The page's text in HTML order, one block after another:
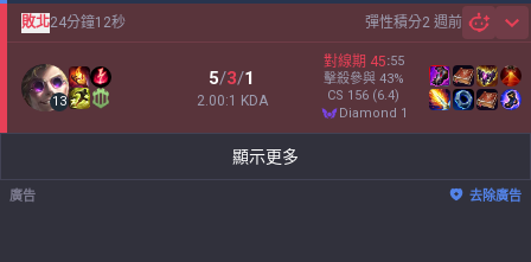
彈性積分2 週前
敗北24分鐘12秒
13
5/3/1
2.00:1 KDA
對線期 45:55
擊殺參與 43%
CS 156 (6.4)
diamond 1
顯示更多
廣告 去除廣告